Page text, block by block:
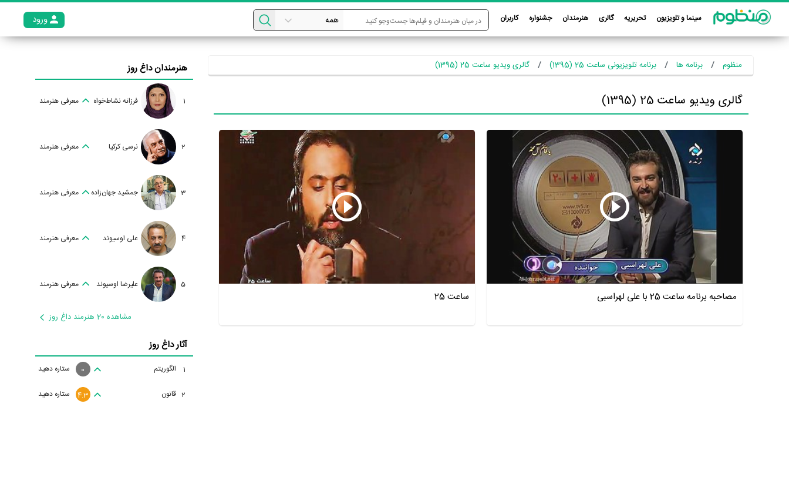
سینما و تلویزیون تحریریه گالری هنرمندان جشنواره کاربران ورود
منظوم برنامه ها برنامه تلویزیونی ساعت 25 (1395) گالری ویدیو ساعت 25 (1395)
گالری ویدیو ساعت 25 (1395)
مصاحبه برنامه ساعت 25 با علی لهراسبی ساعت 25
هنرمندان داغ روز
1 فرزانه نشاط‌خواه معرفی هنرمند
2 نرسی کرکیا معرفی هنرمند
3 جمشید جهان‌زاده معرفی هنرمند
4 علی اوسیوند معرفی هنرمند
5 علیرضا اوسیوند معرفی هنرمند
مشاهده 20 هنرمند داغ روز
آثار داغ روز
1 الگوریتم ستاره دهید 0
2 قانون ستاره دهید 4.3